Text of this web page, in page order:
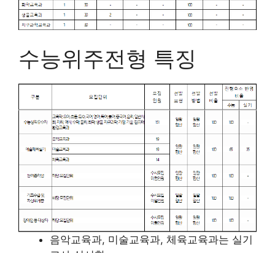
수능위주전형 특징
음악교육과, 미술교육과, 체육교육과는 실기